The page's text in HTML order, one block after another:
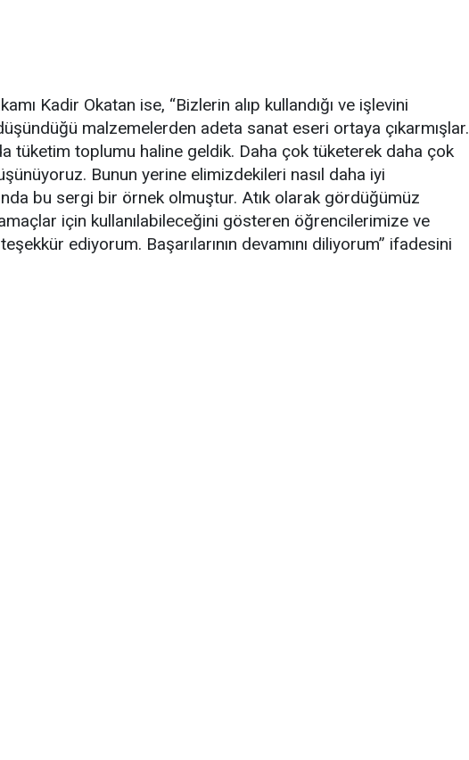
Kadir Okatan ise, “Bizlerin alıp kullandığı ve işlevini
malzemelerden adeta sanat eseri ortaya çıkarmışlar.
tüketim toplumu haline geldik. Daha çok tüketerek daha çok
Bunun yerine elimizdekileri nasıl daha iyi
bu sergi bir örnek olmuştur. Atık olarak gördüğümüz
için kullanılabileceğini gösteren öğrencilerimize ve
ediyorum. Başarılarının devamını diliyorum” ifadesini